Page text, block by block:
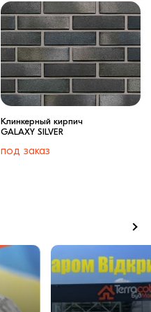
Клинкерный кирпич
GALAXY SILVER
под заказ